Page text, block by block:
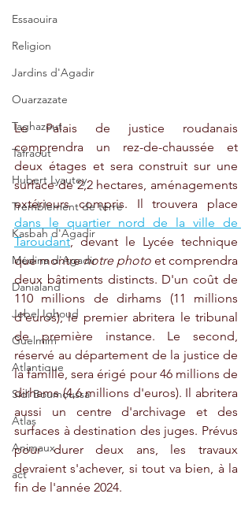
Essaouira
Religion
Jardins d'Agadir
Ouarzazate
Taghazout
Tafraout
Hubert Lyautey
Tremblement de terre
Kasbah d'Agadir
Médina d'Agadir
Danialand
Jebel Ighoud
Guelmim
Atlantique
Sidi Boumoussa
Atlas
Animaux
act
Le Palais de justice roudanais
comprendra un rez-de-chaussée et
deux étages et sera construit sur une
surface de 2,2 hectares, aménagements
dans le quartier nord de la ville de
Taroudant, devant le Lycée technique
que montre notre photo et comprendra
deux bâtiments distincts. D'un coût de
110 millions de dirhams (11 millions
d'euros), le premier abritera le tribunal
de première instance. Le second,
réservé au département de la justice de
la famille, sera érigé pour 46 millions de
dirhams (4,6 millions d'euros). Il abritera
aussi un centre d'archivage et des
surfaces à destination des juges. Prévus
pour durer deux ans, les travaux
devraient s'achever, si tout va bien, à la
fin de l'année 2024.